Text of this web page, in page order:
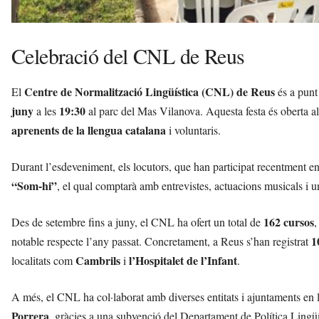
Celebració del CNL de Reus
ElCentre de Normalització Lingüística (CNL) de Reusés a
junya les 19:30al parc del Mas Vilanova. Aquesta festa és oberta
aprenents de la llengua catalanai voluntaris.
Durant l’esdeveniment, els locutors, que han participat recentment
“Som-hi”, el qual comptarà amb entrevistes, actuacions musicals i
Des de setembre fins a juny, el CNL ha ofert un total de 162 cursos
notable respecte l’any passat. Concretament, a Reus s’han registrat
localitats comCambrilsil’Hospitalet de l’Infant.
A més, el CNL ha col·laborat amb diverses entitats i ajuntaments en
, gràcies a una subvenció del Departament de Política